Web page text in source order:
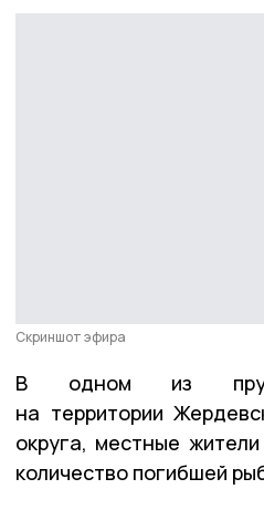
Скриншот эфира
В одном из
на территории
округа, местные
количество погибшей